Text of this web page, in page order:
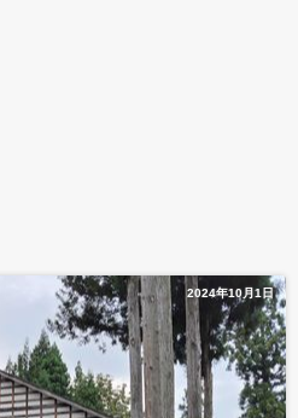
2024年10月1日